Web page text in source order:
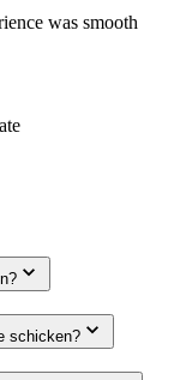
was smooth
schicken?